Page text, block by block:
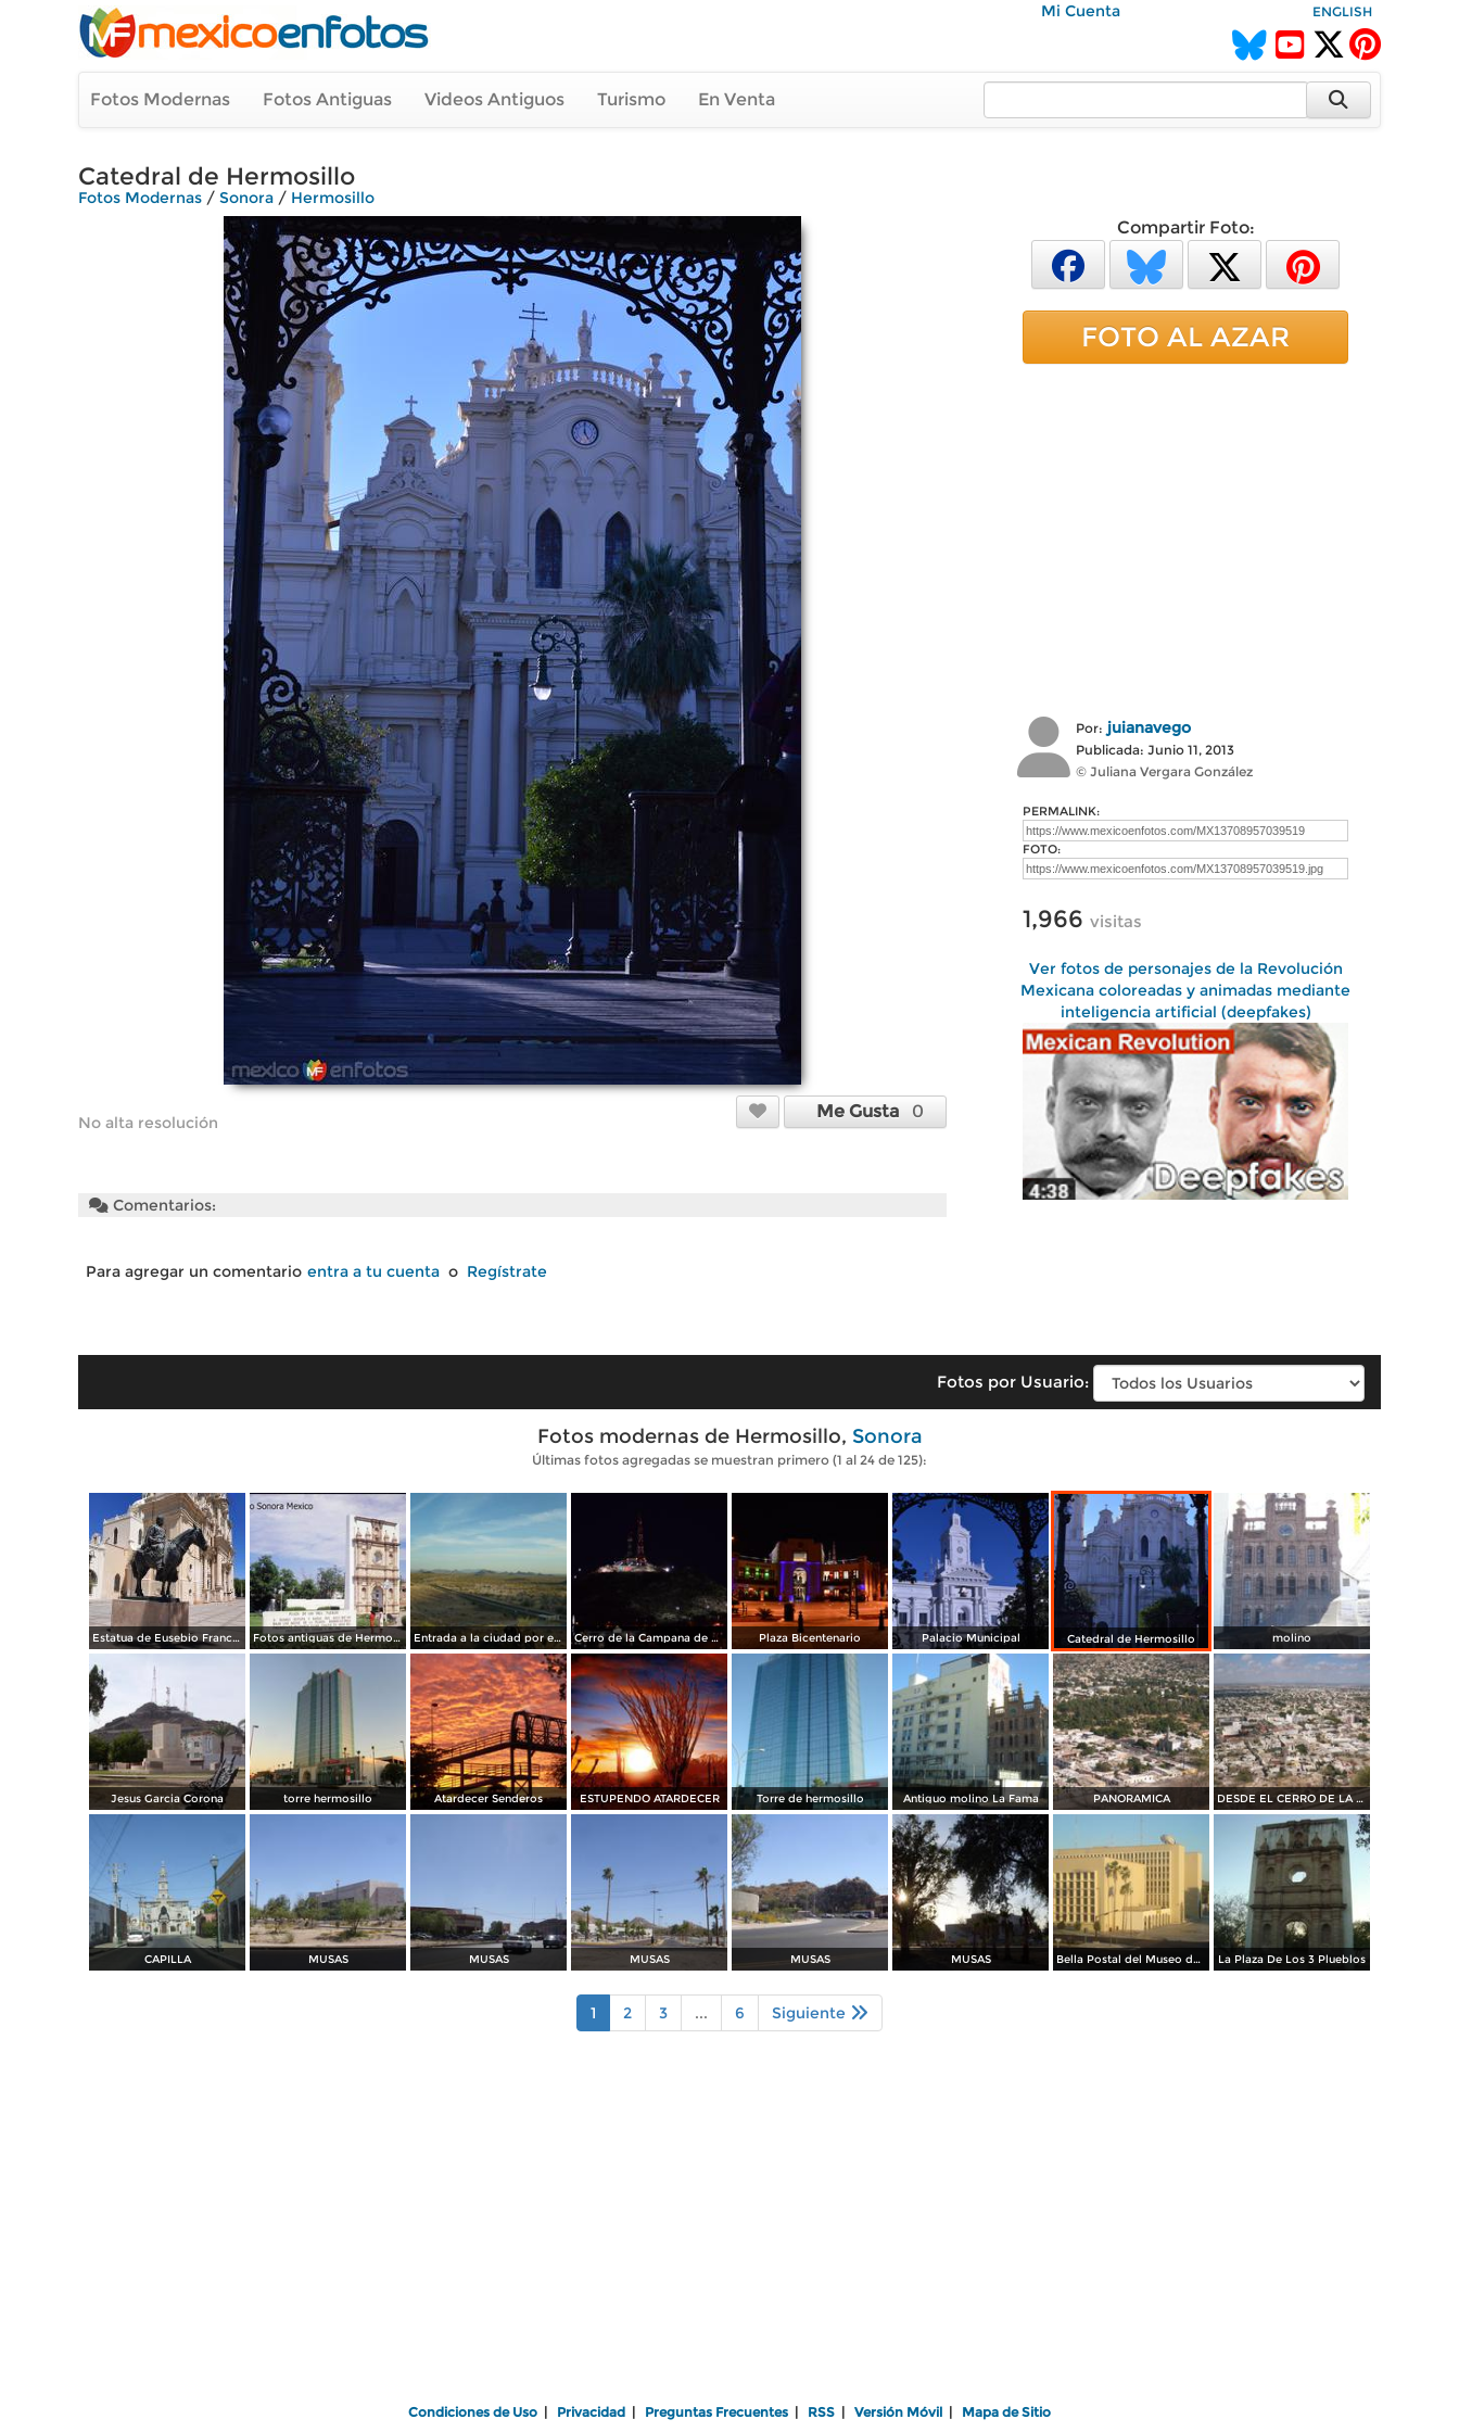
Mi Cuenta ENGLISH
Fotos Modernas Fotos Antiguas Videos Antiguos Turismo En Venta
Catedral de Hermosillo
Fotos Modernas / Sonora / Hermosillo
No alta resolución
Me Gusta 0
Comentarios:
Para agregar un comentario entra a tu cuenta o Regístrate
Compartir Foto:
FOTO AL AZAR
Por: juianavego
Publicada: Junio 11, 2013
© Juliana Vergara González
PERMALINK:
FOTO:
1,966 visitas
Ver fotos de personajes de la Revolución
Mexicana coloreadas y animadas mediante
inteligencia artificial (deepfakes)
Fotos por Usuario:
Fotos modernas de Hermosillo, Sonora
Últimas fotos agregadas se muestran primero (1 al 24 de 125):
Estatua de Eusebio Francisco Kino Fotos antiguas de Hermosillo Entrada a la ciudad por el sur Cerro de la Campana de Noche Plaza Bicentenario Palacio Municipal Catedral de Hermosillo molino
Jesus Garcia Corona torre hermosillo Atardecer Senderos ESTUPENDO ATARDECER Torre de hermosillo Antiguo molino La Fama PANORAMICA DESDE EL CERRO DE LA CAMPANA
CAPILLA MUSAS MUSAS MUSAS MUSAS MUSAS Bella Postal del Museo de La Universidad La Plaza De Los 3 Plueblos
1 2 3 ... 6 Siguiente
Condiciones de Uso Privacidad Preguntas Frecuentes RSS Versión Móvil Mapa de Sitio